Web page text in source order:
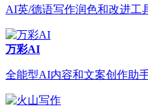
AI英/德语写作润色和改进工
万彩AI
全能型AI内容和文案创作助